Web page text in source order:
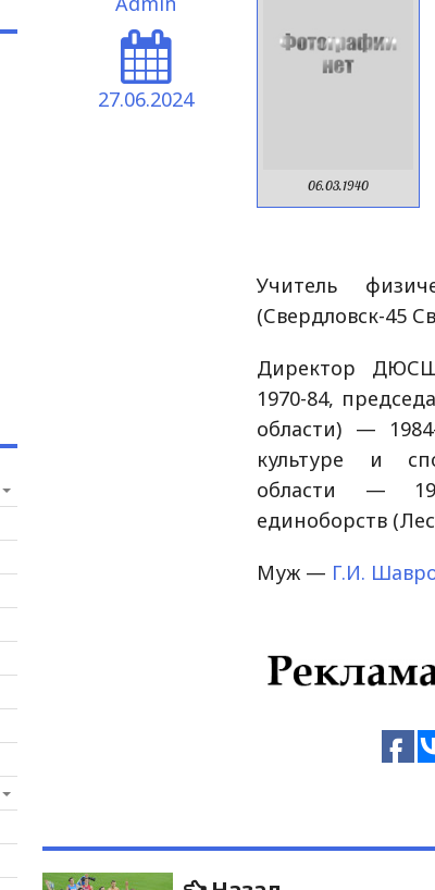
27.06.2024
06.03.1940
Учитель
(Свердловск-45
Директор ДЮСШ
1970-84,
области) —
культуре и
области —
единоборств
Муж — Г.И.
Навигация